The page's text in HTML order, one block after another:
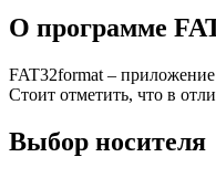
О программе
FAT32format –
Стоит отметить, что в
Выбор носителя